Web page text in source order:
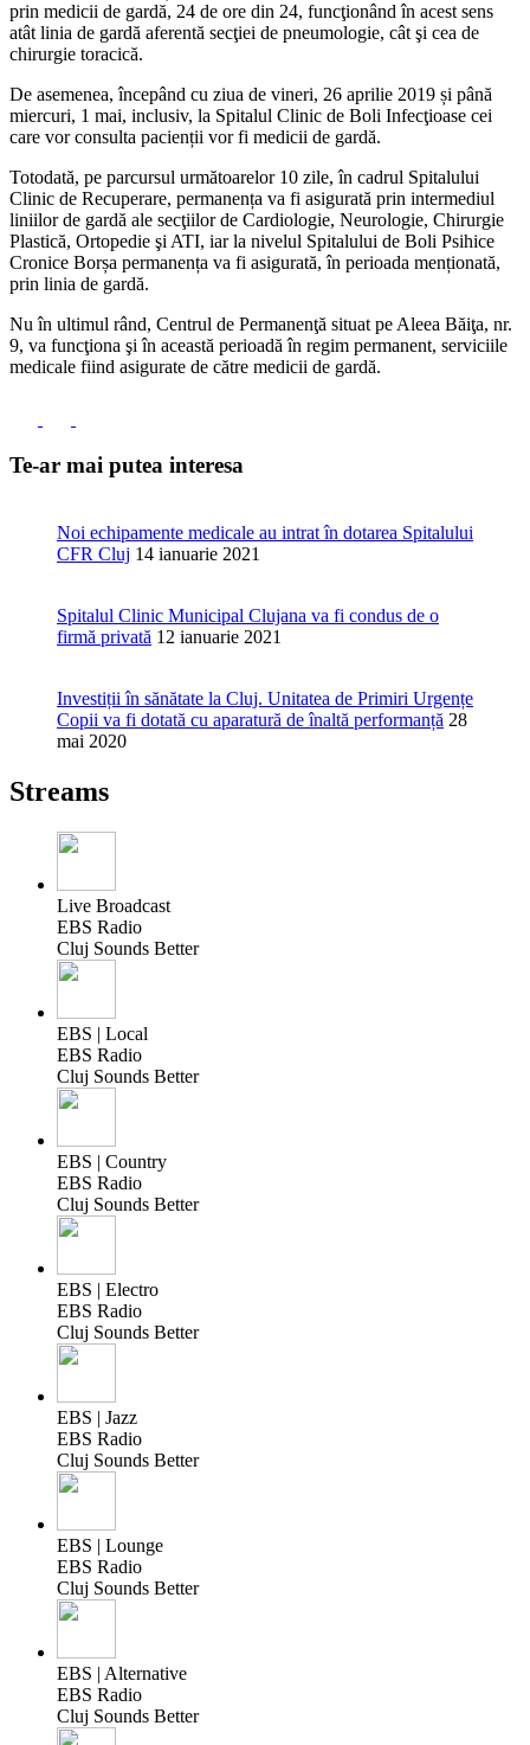
prin medicii de gardă, 24 de ore din 24, funcţionând în acest sens
atât linia de gardă aferentă secţiei de pneumologie, cât şi cea de
chirurgie toracică.
De asemenea, începând cu ziua de vineri, 26 aprilie 2019 și până
miercuri, 1 mai, inclusiv, la Spitalul Clinic de Boli Infecţioase cei
care vor consulta pacienții vor fi medicii de gardă.
Totodată, pe parcursul următoarelor 10 zile, în cadrul Spitalului
Clinic de Recuperare, permanența va fi asigurată prin intermediul
liniilor de gardă ale secţiilor de Cardiologie, Neurologie, Chirurgie
Plastică, Ortopedie şi ATI, iar la nivelul Spitalului de Boli Psihice
Cronice Borșa permanența va fi asigurată, în perioada menționată,
prin linia de gardă.
Nu în ultimul rând, Centrul de Permanenţă situat pe Aleea Băiţa, nr.
9, va funcţiona şi în această perioadă în regim permanent, serviciile
medicale fiind asigurate de către medicii de gardă.
Te-ar mai putea interesa
Noi echipamente medicale au intrat în dotarea Spitalului
CFR Cluj 14 ianuarie 2021
Spitalul Clinic Municipal Clujana va fi condus de o
firmă privată 12 ianuarie 2021
Investiții în sănătate la Cluj. Unitatea de Primiri Urgențe
Copii va fi dotată cu aparatură de înaltă performanță 28
mai 2020
Streams
Live Broadcast
EBS Radio
Cluj Sounds Better
EBS | Local
EBS Radio
Cluj Sounds Better
EBS | Country
EBS Radio
Cluj Sounds Better
EBS | Electro
EBS Radio
Cluj Sounds Better
EBS | Jazz
EBS Radio
Cluj Sounds Better
EBS | Lounge
EBS Radio
Cluj Sounds Better
EBS | Alternative
EBS Radio
Cluj Sounds Better